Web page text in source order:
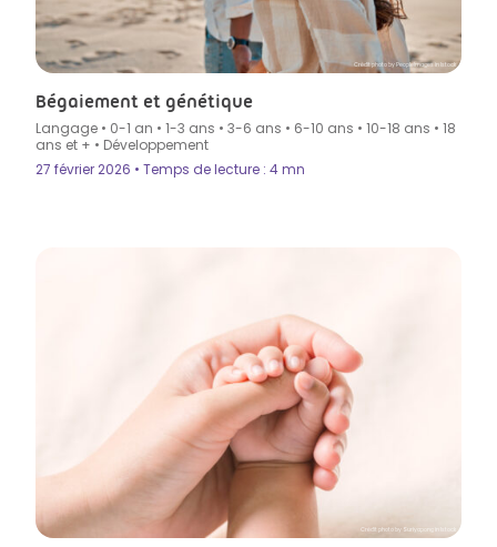
Crédit photo by PeopleImages in Istock
Bégaiement et génétique
Langage • 0-1 an • 1-3 ans • 3-6 ans • 6-10 ans • 10-18 ans • 18
ans et + • Développement
27 février 2026 • Temps de lecture : 4 mn
Crédit photo by Suriyapong in Istock